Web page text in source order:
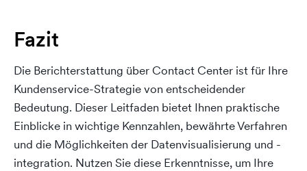
Fazit
Die Berichterstattung über Contact Center ist für Ihre
Kundenservice-Strategie von entscheidender
Bedeutung. Dieser Leitfaden bietet Ihnen praktische
Einblicke in wichtige Kennzahlen, bewährte Verfahren
und die Möglichkeiten der Datenvisualisierung und -
integration. Nutzen Sie diese Erkenntnisse, um Ihre